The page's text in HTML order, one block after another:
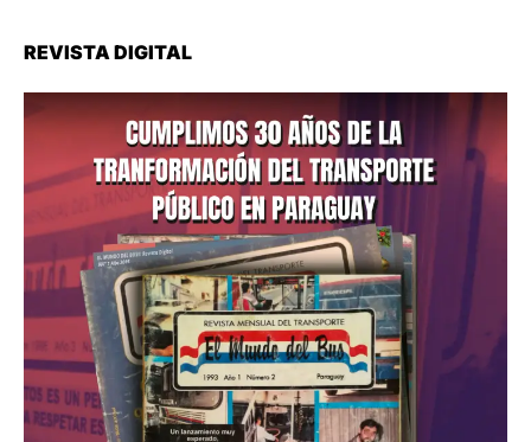
REVISTA DIGITAL